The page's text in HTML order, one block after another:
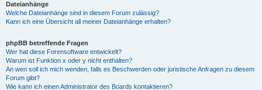
Dateianhänge
Welche Dateianhänge sind in diesem Forum zulässig?
Kann ich eine Übersicht all meiner Dateianhänge erhalten?
phpBB betreffende Fragen
Wer hat diese Forensoftware entwickelt?
Warum ist Funktion x oder y nicht enthalten?
An wen soll ich mich wenden, falls es Beschwerden oder juristische Anfragen zu diesem
Forum gibt?
Wie kann ich einen Administrator des Boards kontaktieren?